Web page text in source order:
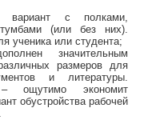
с полками,
(или без них).
ученика или студента;
значительным
размеров для
и литературы.
ощутимо экономит
обустройства рабочей